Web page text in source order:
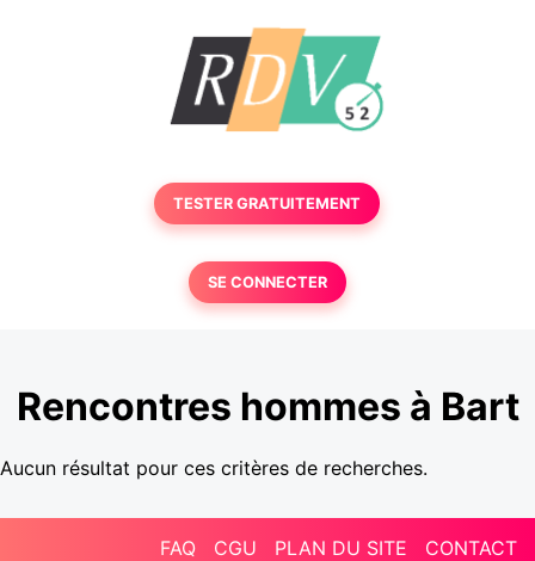
TESTER GRATUITEMENT
SE CONNECTER
Rencontres hommes à Bart
Aucun résultat pour ces critères de recherches.
FAQ CGU PLAN DU SITE CONTACT